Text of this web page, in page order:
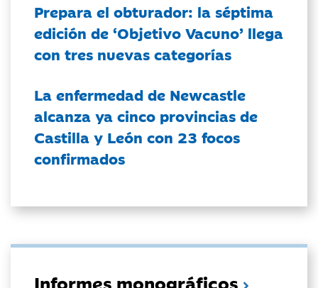
Prepara el obturador: la séptima
edición de ‘Objetivo Vacuno’ llega
con tres nuevas categorías
La enfermedad de Newcastle
alcanza ya cinco provincias de
Castilla y León con 23 focos
confirmados
Informes monográficos